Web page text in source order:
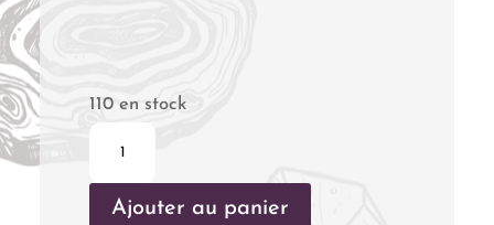
110 en stock
Encens
Ajouter au panier